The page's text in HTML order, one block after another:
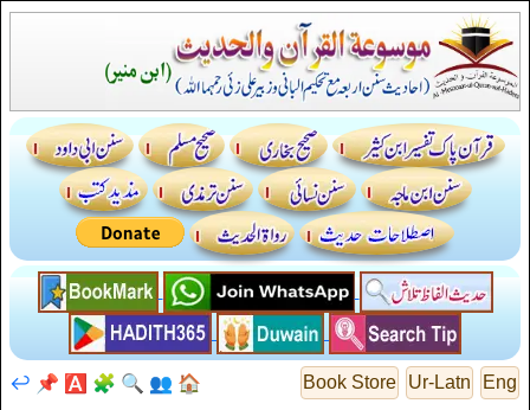
Eng
Ur-Latn
Book Store
🏠
👥
🔍
🧩
🅰️
📌
↩️